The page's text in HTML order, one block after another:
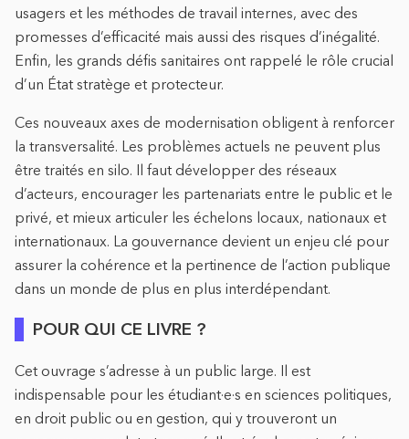
usagers et les méthodes de travail internes, avec des
promesses d’efficacité mais aussi des risques d’inégalité.
Enfin, les grands défis sanitaires ont rappelé le rôle crucial
d’un État stratège et protecteur.
Ces nouveaux axes de modernisation obligent à renforcer
la transversalité. Les problèmes actuels ne peuvent plus
être traités en silo. Il faut développer des réseaux
d’acteurs, encourager les partenariats entre le public et le
privé, et mieux articuler les échelons locaux, nationaux et
internationaux. La gouvernance devient un enjeu clé pour
assurer la cohérence et la pertinence de l’action publique
dans un monde de plus en plus interdépendant.
POUR QUI CE LIVRE ?
Cet ouvrage s’adresse à un public large. Il est
indispensable pour les étudiant·e·s en sciences politiques,
en droit public ou en gestion, qui y trouveront un